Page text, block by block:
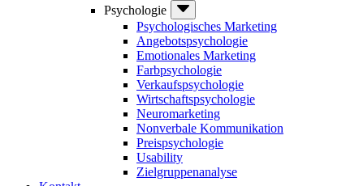
Psychologie
Psychologisches Marketing
Angebotspsychologie
Emotionales Marketing
Farbpsychologie
Verkaufspsychologie
Wirtschaftspsychologie
Neuromarketing
Nonverbale Kommunikation
Preispsychologie
Usability
Zielgruppenanalyse